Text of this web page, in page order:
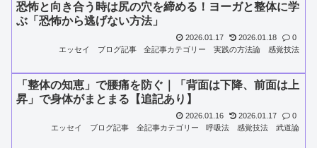
恐怖と向き合う時は尻の穴を締める！ヨーガと整体に学
ぶ「恐怖から逃げない方法」
2026.01.17 2026.01.18
0
エッセイ
ブログ記事 全記事カテゴリー 実践の方法論 感覚技法
「整体の知恵」で腰痛を防ぐ｜「背面は下降、前面は上
昇」で身体がまとまる【追記あり】
2026.01.16 2026.01.17
0
エッセイ
ブログ記事 全記事カテゴリー 呼吸法 感覚技法 武道論